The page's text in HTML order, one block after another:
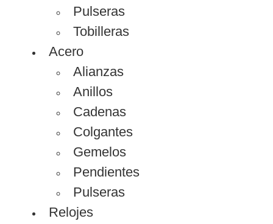
Pulseras
Tobilleras
Acero
Alianzas
Anillos
Cadenas
Colgantes
Gemelos
Pendientes
Pulseras
Relojes